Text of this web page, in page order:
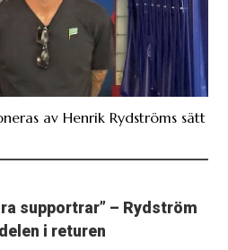
av Henrik Rydströms sätt
supportrar” – Rydström
i returen